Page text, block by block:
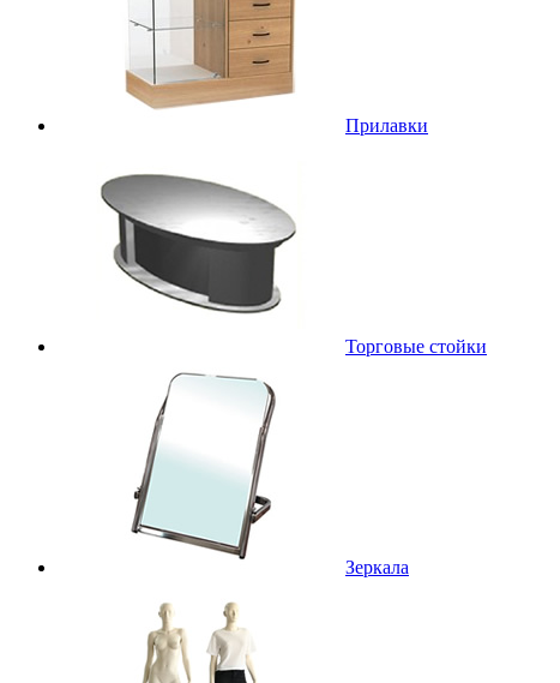
Прилавки
Торговые стойки
Зеркала